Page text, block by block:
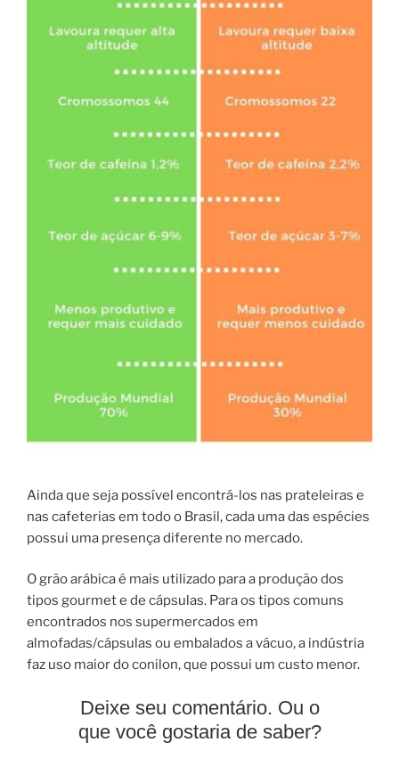
Ainda que seja possível encontrá-los nas prateleiras e
nas cafeterias em todo o Brasil, cada uma das espécies
possui uma presença diferente no mercado.
O grão arábica é mais utilizado para a produção dos
tipos gourmet e de cápsulas. Para os tipos comuns
encontrados nos supermercados em
almofadas/cápsulas ou embalados a vácuo, a indústria
faz uso maior do conilon, que possui um custo menor.
Deixe seu comentário. Ou o
que você gostaria de saber?